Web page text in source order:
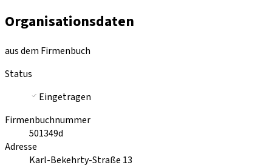
Organisationsdaten
aus dem Firmenbuch
Status
Eingetragen
Firmenbuchnummer
501349d
Adresse
Karl-Bekehrty-Straße 13